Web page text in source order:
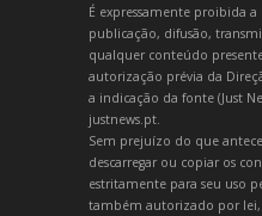
É expressamente proibida
publicação, difusão,
qualquer conteúdo
autorização prévia da
a indicação da fonte (Just
justnews.pt.
Sem prejuízo do que
descarregar ou copiar os
estritamente para seu uso
também autorizado por lei,